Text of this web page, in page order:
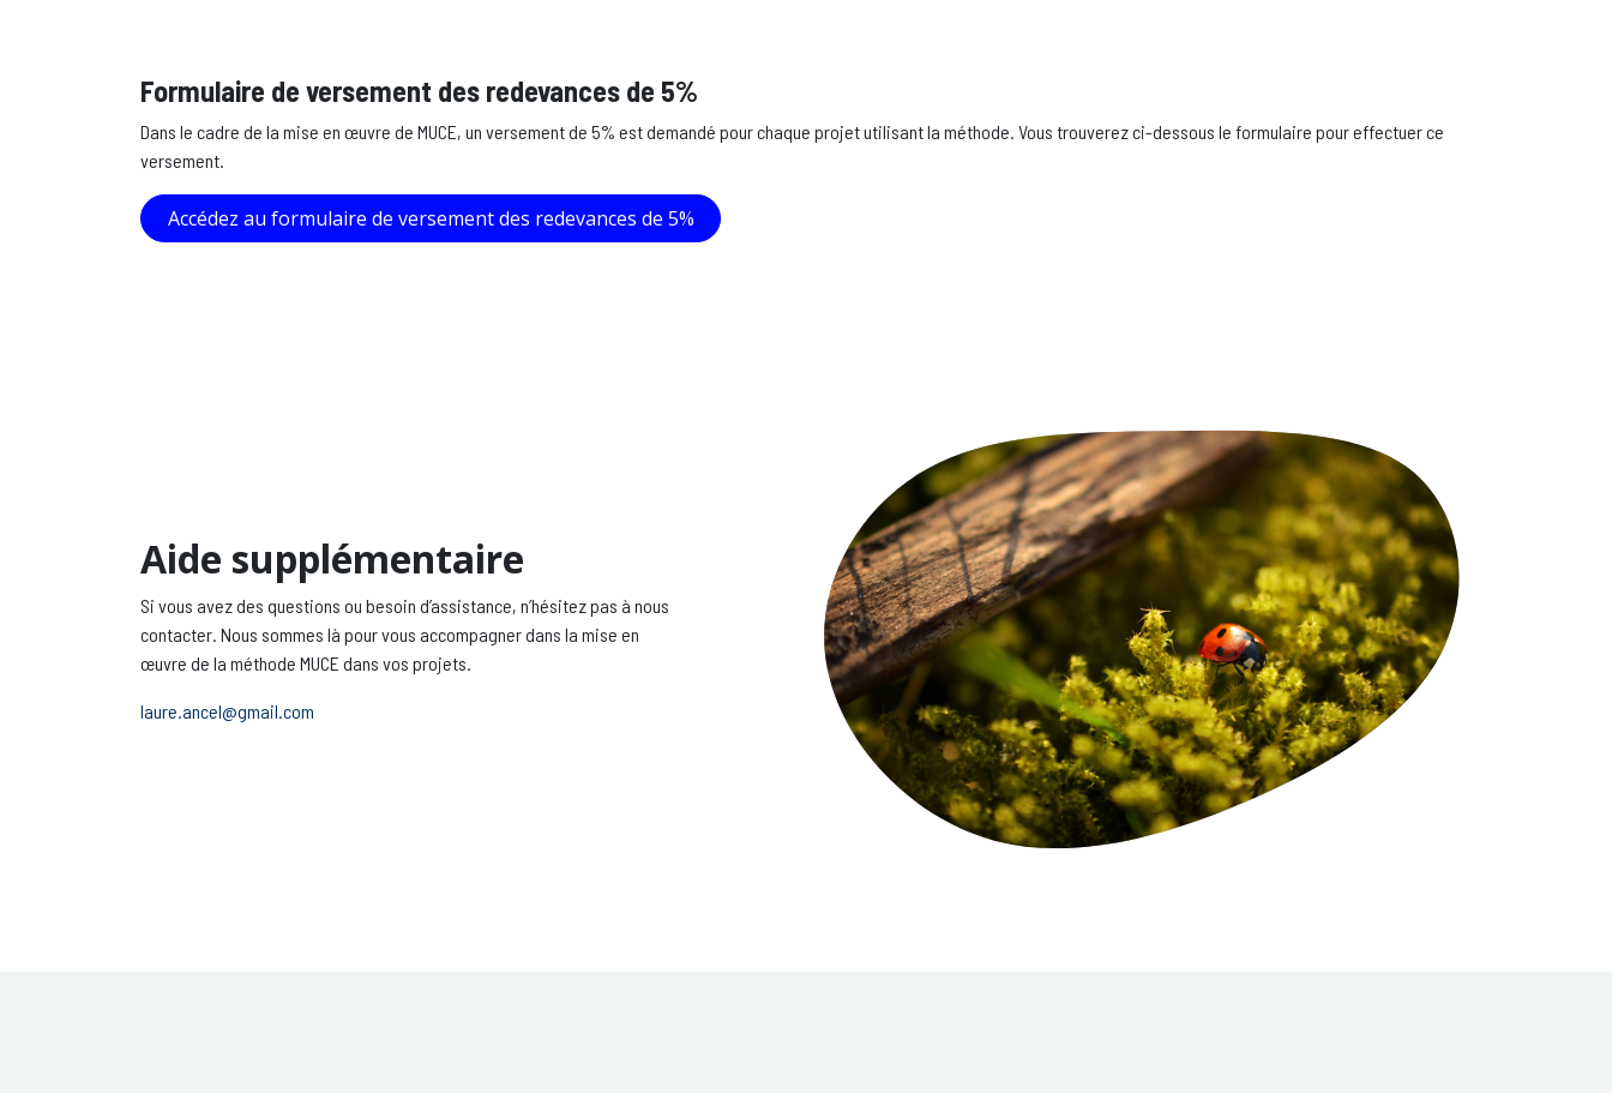
Formulaire de versement des redevances de 5%
Dans le cadre de la mise en œuvre de MUCE, un versement de 5% est demandé pour chaque projet utilisant la méthode. Vous trouverez ci-dessous le formulaire pour effectuer ce
versement.
Accédez au formulaire de versement des redevances de 5%
Aide supplémentaire
Si vous avez des questions ou besoin d’assistance, n’hésitez pas à nous
contacter. Nous sommes là pour vous accompagner dans la mise en
œuvre de la méthode MUCE dans vos projets.
laure.ancel@gmail.com